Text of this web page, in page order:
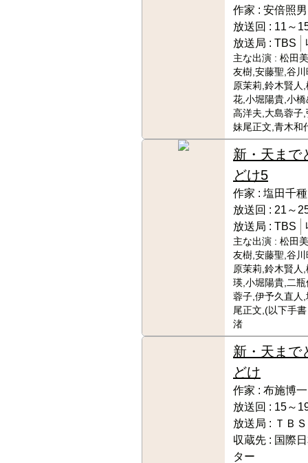
作家 : 安倍照男
放送回 : 11～
放送局 : TBS
主な出演 : 松田
友樹,安藤聖,谷川
原茉莉,鈴木賢人
花,小堀陽貴,小
高洋夫,大島蓉子
妹尾正文,青木和
新・天まで
どけ5
作家 : 塩田千
放送回 : 21～
放送局 : TBS
主な出演 : 松田
友樹,安藤聖,谷川
原茉莉,鈴木賢人
瑛,小堀陽貴,二
蓉子,伊予久直人
尾正文,(以下手
渚
新・天まで
どけ
作家 : 布施博一
放送回 : 15～
放送局 : ＴＢＳ
収蔵先 : 国際
ター